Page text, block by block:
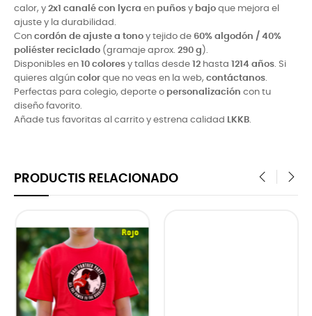
calor, y 2x1 canalé con lycra en puños y bajo que mejora el
ajuste y la durabilidad.
Con cordón de ajuste a tono y tejido de 60% algodón / 40%
poliéster reciclado (gramaje aprox. 290 g ).
Disponibles en 10 colores y tallas desde 12 hasta 1214 años. Si
quieres algún color que no veas en la web, contáctanos.
Perfectas para colegio, deporte o personalización con tu
diseño favorito.
Añade tus favoritas al carrito y estrena calidad LKKB.
PRODUCTIS RELACIONADO